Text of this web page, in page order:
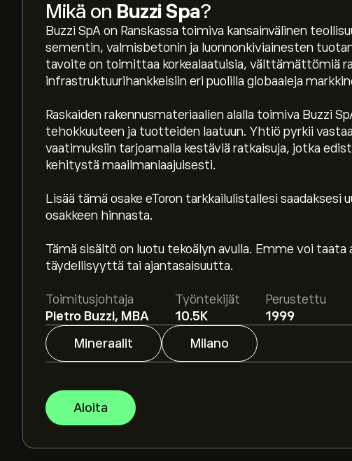
Mikä on Buzzi Spa?
Buzzi SpA on Ranskassa toimiva kansainvälinen
sementin, valmisbetonin ja luonnonkiviainesten
tavoite on toimittaa korkealaatuisia, välttämättömiä
infrastruktuurihankkeisiin eri puolilla globaaleja
Raskaiden rakennusmateriaalien alalla toimiva Buzzi
tehokkuuteen ja tuotteiden laatuun. Yhtiö pyrkii
vaatimuksiin tarjoamalla kestäviä ratkaisuja, jotka
kehitystä maailmanlaajuisesti.
Lisää tämä osake eToron tarkkailulistallesi saadaksesi
osakkeen hinnasta.
Tämä sisältö on luotu tekoälyn avulla. Emme voi
täydellisyyttä tai ajantasaisuutta.
Toimitusjohtaja
Pietro Buzzi, MBA
Työntekijät
10.5K
Perustettu
1999
Mineraalit
Milano
Aloita
Osakkeen BZU.MI hinta tänään on 41.75‎€‎.
Keskihinta osakkeelle Buzzi Spa on 41.75‎€‎.
Asiantuntijoiden ennusteet Buzzi Spa osakkeelle
talousraportteihin ja odotettuun kasvuun. Katso
hintamuutoksille.
Perustuen 2 analyytikon suosituksiin koskien BZU.MI